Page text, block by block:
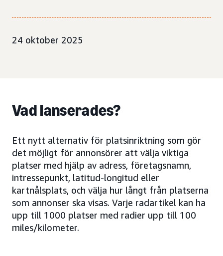
24 oktober 2025
Vad lanserades?
Ett nytt alternativ för platsinriktning som gör
det möjligt för annonsörer att välja viktiga
platser med hjälp av adress, företagsnamn,
intressepunkt, latitud-longitud eller
kartnålsplats, och välja hur långt från platserna
som annonser ska visas. Varje radartikel kan ha
upp till 1000 platser med radier upp till 100
miles/kilometer.